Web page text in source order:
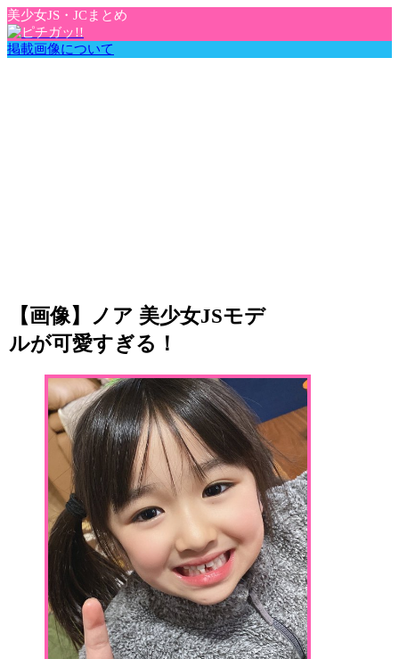
美少女JS・JCまとめ
掲載画像について
【画像】ノア 美少女JSモデ
ルが可愛すぎる！